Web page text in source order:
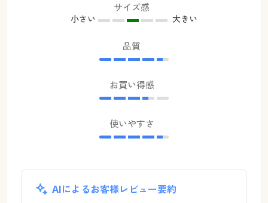
サイズ感
小さい 大きい
品質
お買い得感
使いやすさ
AIによるお客様レビュー要約